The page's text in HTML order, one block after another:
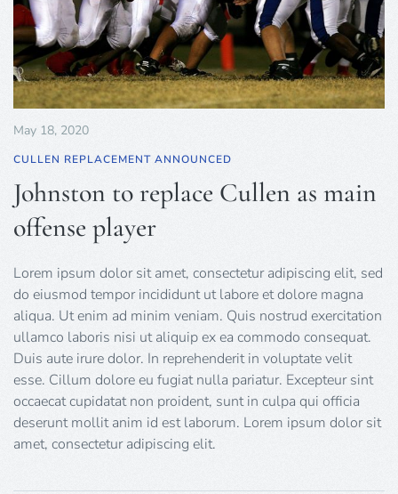
May 18, 2020
CULLEN REPLACEMENT ANNOUNCED
Johnston to replace Cullen as main
offense player
Lorem ipsum dolor sit amet, consectetur adipiscing elit, sed
do eiusmod tempor incididunt ut labore et dolore magna
aliqua. Ut enim ad minim veniam. Quis nostrud exercitation
ullamco laboris nisi ut aliquip ex ea commodo consequat.
Duis aute irure dolor. In reprehenderit in voluptate velit
esse. Cillum dolore eu fugiat nulla pariatur. Excepteur sint
occaecat cupidatat non proident, sunt in culpa qui officia
deserunt mollit anim id est laborum. Lorem ipsum dolor sit
amet, consectetur adipiscing elit.